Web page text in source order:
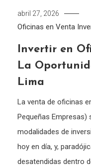
abril 27, 2026
Oficinas en Venta
Invertir en
La
Lima
La venta de oficinas
Pequeñas Empresas)
modalidades de
hoy en día, y,
desatendidas dentro